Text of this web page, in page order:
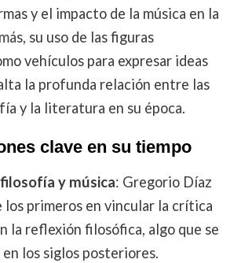
y el impacto de la música en la
su uso de las figuras
vehículos para expresar ideas
la profunda relación entre las
y la literatura en su época.
clave en su tiempo
y música: Gregorio Díaz
los primeros en vincular la crítica
la reflexión filosófica, algo que se
los siglos posteriores.